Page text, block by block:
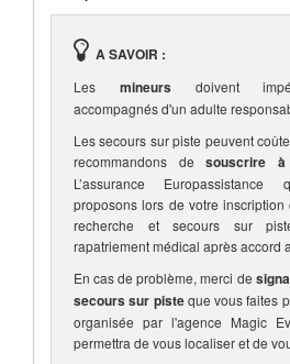
A SAVOIR :
Les mineurs doivent
accompagnés d'un adulte
Les secours sur piste peuvent
recommandons desouscrire
L’assurance
proposons lors de votre
recherche et secours sur
rapatriement médical après accord
En cas de problème, merci de
secours sur pisteque vous faites
organisée par l'agence Magic
permettra de vous localiser et de